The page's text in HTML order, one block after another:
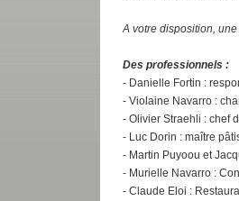
A votre disposition,
Des professionnels :
- Danielle Fortin :
- Violaine Navarro :
- Olivier Straehli : chef
- Luc Dorin : maître
- Martin Puyoou et
- Murielle Navarro :
- Claude Eloi :